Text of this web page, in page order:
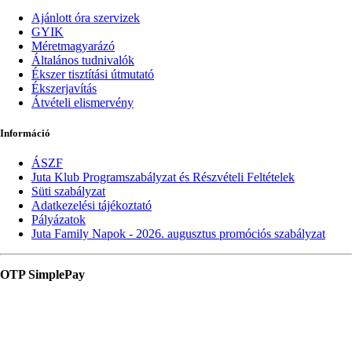
Ajánlott óra szervizek
GYIK
Méretmagyarázó
Általános tudnivalók
Ékszer tisztítási útmutató
Ékszerjavítás
Átvételi elismervény
Információ
ÁSZF
Juta Klub Programszabályzat és Részvételi Feltételek
Süti szabályzat
Adatkezelési tájékoztató
Pályázatok
Juta Family Napok - 2026. augusztus promóciós szabályzat
OTP SimplePay